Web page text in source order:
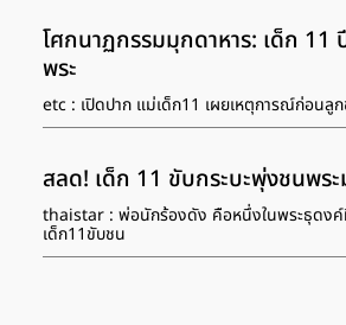
โศกนาฏกรรมมุกดาหาร: เด็ก 11
พระ
etc : เปิดปาก แม่เด็ก11 เผยเหตุการณ์ก่อนลู
สลด! เด็ก 11 ขับกระบะพุ่งชนพร
thaistar : พ่อนักร้องดัง คือหนึ่งในพระธุดง
เด็ก11ขับชน